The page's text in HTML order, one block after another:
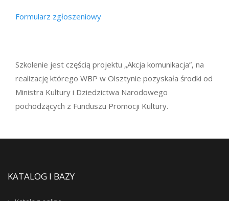
Formularz zgłoszeniowy
Szkolenie jest częścią projektu „Akcja komunikacja”, na
realizację którego WBP w Olsztynie pozyskała środki od
Ministra Kultury i Dziedzictwa Narodowego
pochodzących z Funduszu Promocji Kultury.
KATALOG I BAZY